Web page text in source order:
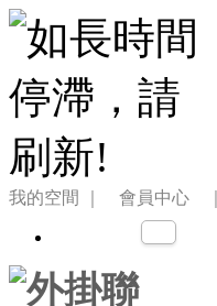
我的空間 ｜ 會員中心 ｜